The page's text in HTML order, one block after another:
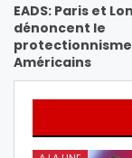
EADS: Paris et
dénoncent le
Américains